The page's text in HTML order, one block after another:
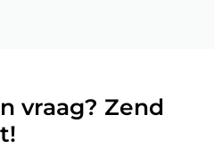
vraag? Zend